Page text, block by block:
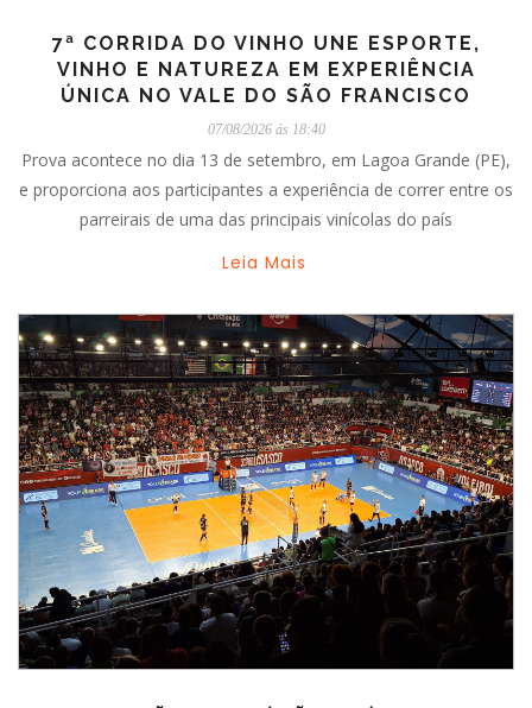
7ª CORRIDA DO VINHO UNE ESPORTE,
VINHO E NATUREZA EM EXPERIÊNCIA
ÚNICA NO VALE DO SÃO FRANCISCO
07/08/2026 ás 18:40
Prova acontece no dia 13 de setembro, em Lagoa Grande (PE),
e proporciona aos participantes a experiência de correr entre os
parreirais de uma das principais vinícolas do país
Leia Mais